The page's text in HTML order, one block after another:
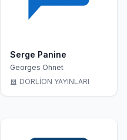
Serge Panine
Georges Ohnet
DORLİON YAYINLARI